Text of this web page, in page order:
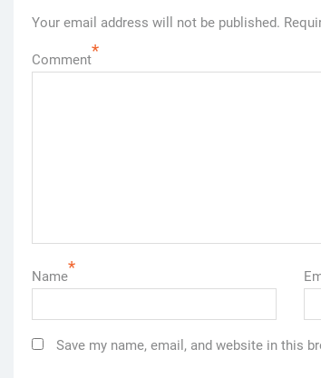
Your email address will not be published.
Comment*
Name*
Save my name, email, and website in this